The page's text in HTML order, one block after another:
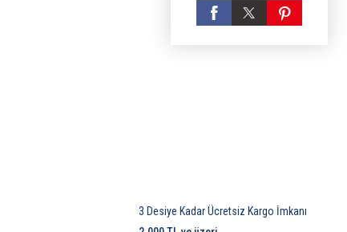
3 Desiye Kadar Ücretsiz Kargo İmkanı